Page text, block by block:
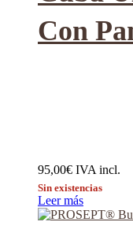
Con
95,00€ IVA incl.
Sin existencias
Leer más